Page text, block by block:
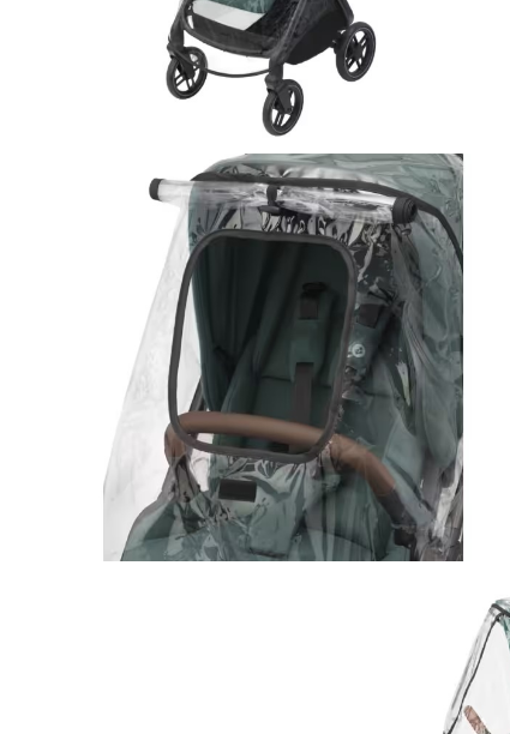
Consultanta Instalare
Jucarii Senzoriale